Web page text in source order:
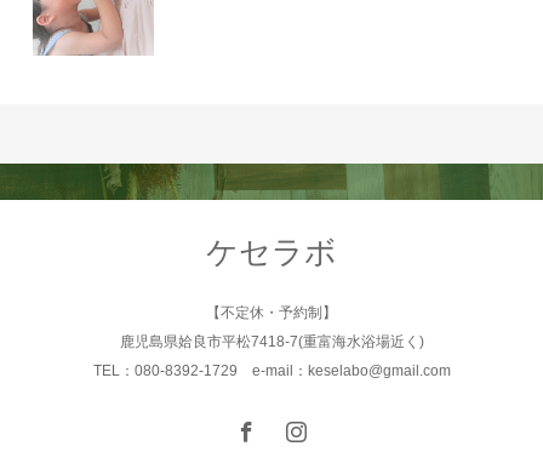
ケセラボ
【不定休・予約制】
鹿児島県姶良市平松7418-7(重富海水浴場近く)
TEL：080-8392-1729 e-mail：keselabo@gmail.com